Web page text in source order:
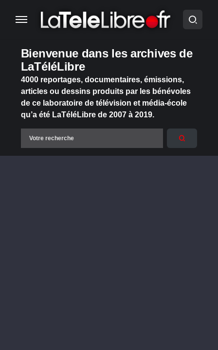
Bienvenue dans les archives de
LaTéléLibre
4000 reportages, documentaires, émissions,
articles ou dessins produits par les bénévoles
de ce laboratoire de télévision et média-école
qu’a été LaTéléLibre de 2007 à 2019.